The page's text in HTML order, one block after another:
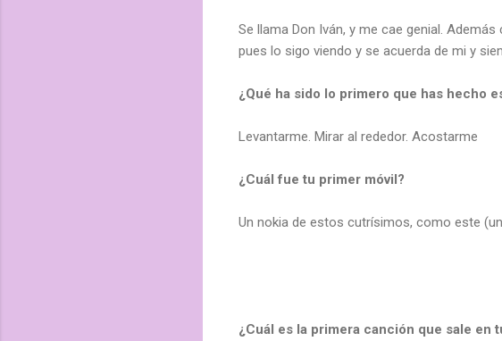
Se llama Don Iván, y me cae genial.
pues lo sigo viendo y se acuerda de mi y
¿Qué ha sido lo primero que has hecho
Levantarme. Mirar al rededor. Acostarme
¿Cuál fue tu primer móvil?
Un nokia de estos cutrísimos, como este
¿Cuál es la primera canción que sale en